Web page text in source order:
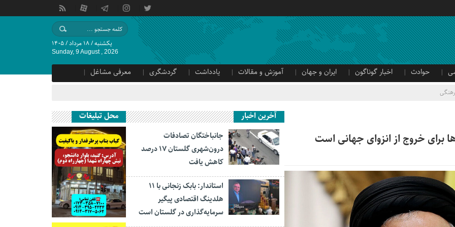
یکشنبه / ۱۸ مرداد / ۱۴۰۵
Sunday, 9 August , 2026
حوادث اخبار گوناگون ایران و جهان آموزش و مقالات یادداشت گردشگری
معرفی مشاغل
برای خروج از انزوای جهانی است
آخرین اخبار
جانباختگان تصادفات
درون‌شهری گلستان ۱۷ درصد
کاهش یافت
استاندار: بابک زنجانی با ۱۱
هلدینگ اقتصادی پیگیر
سرمایه‌گذاری در گلستان است
محل تبلیغات